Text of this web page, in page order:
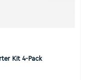
Kit 4-Pack